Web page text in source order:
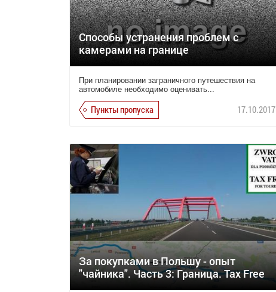
Способы устранения проблем с
камерами на границе
При планировании заграничного путешествия на
автомобиле необходимо оценивать...
Пункты пропуска 17.10.2017
За покупками в Польшу - опыт
"чайника". Часть 3: Граница. Tax Free